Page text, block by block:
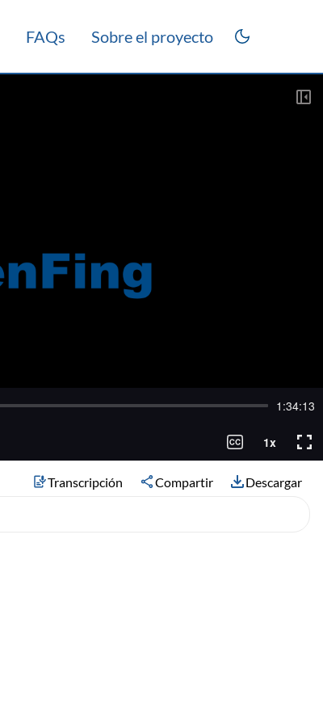
FAQs Sobre el proyecto
Transcripción Compartir Descargar